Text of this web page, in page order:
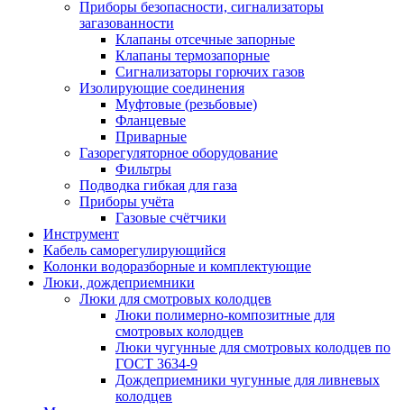
Приборы безопасности, сигнализаторы
загазованности
Клапаны отсечные запорные
Клапаны термозапорные
Сигнализаторы горючих газов
Изолирующие соединения
Муфтовые (резьбовые)
Фланцевые
Приварные
Газорегуляторное оборудование
Фильтры
Подводка гибкая для газа
Приборы учёта
Газовые счётчики
Инструмент
Кабель саморегулирующийся
Колонки водоразборные и комплектующие
Люки, дождеприемники
Люки для смотровых колодцев
Люки полимерно-композитные для
смотровых колодцев
Люки чугунные для смотровых колодцев по
ГОСТ 3634-9
Дождеприемники чугунные для ливневых
колодцев